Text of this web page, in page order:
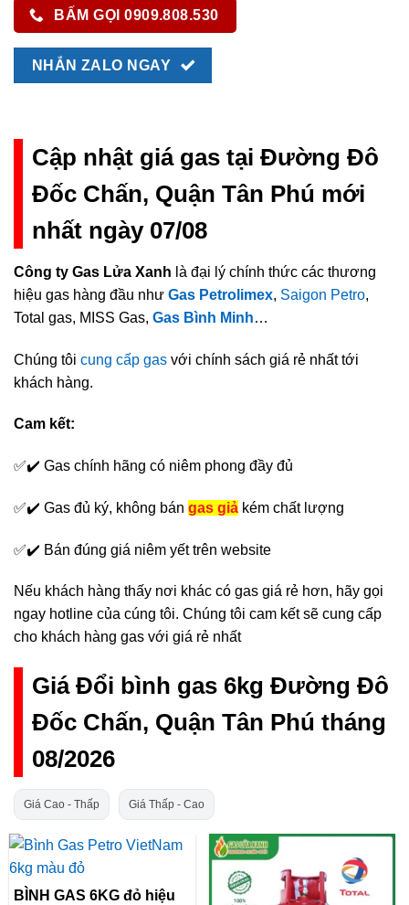
BẤM GỌI 0909.808.530
NHẮN ZALO NGAY
Cập nhật giá gas tại Đường Đô
Đốc Chấn, Quận Tân Phú mới
nhất ngày 07/08
Công ty Gas Lửa Xanh là đại lý chính thức các thương
hiệu gas hàng đầu như Gas Petrolimex, Saigon Petro,
Total gas, MISS Gas, Gas Bình Minh…
Chúng tôi cung cấp gas với chính sách giá rẻ nhất tới
khách hàng.
Cam kết:
✅✔️ Gas chính hãng có niêm phong đầy đủ
✅✔️ Gas đủ ký, không bán gas giả kém chất lượng
✅✔️ Bán đúng giá niêm yết trên website
Nếu khách hàng thấy nơi khác có gas giá rẻ hơn, hãy gọi
ngay hotline của cúng tôi. Chúng tôi cam kết sẽ cung cấp
cho khách hàng gas với giá rẻ nhất
Giá Đổi bình gas 6kg Đường Đô
Đốc Chấn, Quận Tân Phú tháng
08/2026
Giá Cao - Thấp Giá Thấp - Cao
BÌNH GAS 6KG đỏ hiệu